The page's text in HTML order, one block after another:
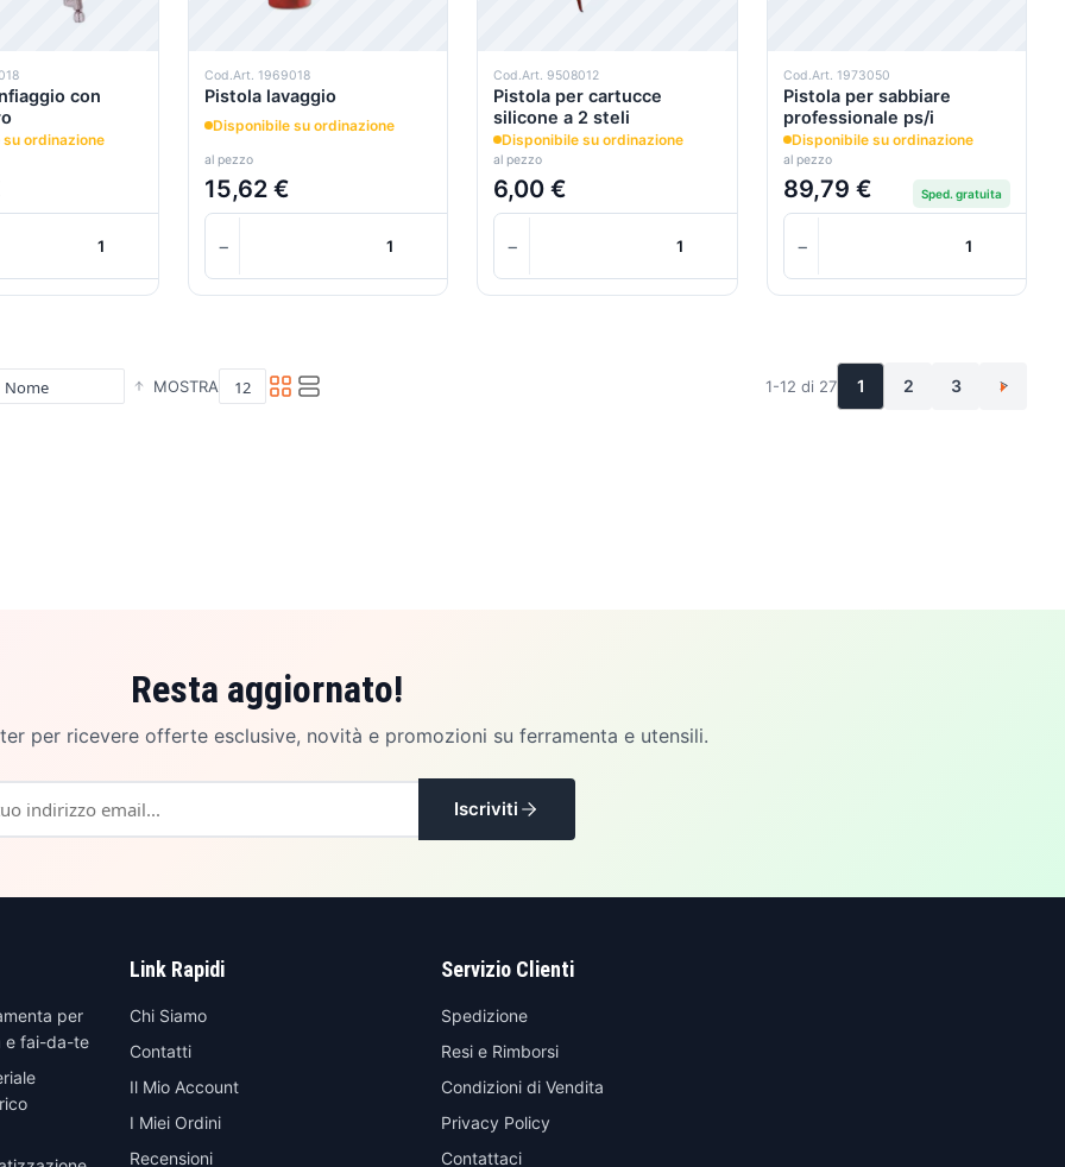
con
ordinazione
Cod.Art. 1969018
Pistola lavaggio
Disponibile su ordinazione
al pezzo
15,62 €
−
Cod.Art. 9508012
Pistola per cartucce
silicone a 2 steli
Disponibile su ordinazione
al pezzo
6,00 €
−
Cod.Art. 1973050
Pistola per sabbiare
professionale ps/i
Disponibile su ordinazione
al pezzo
89,79 € Sped. gratuita
−
MOSTRA 1-12 di 27 1 2 3 >
Resta aggiornato!
per ricevere offerte esclusive, novità e promozioni su ferramenta e utensili.
Iscriviti
per
e fai-da-te
Link Rapidi
Chi Siamo
Contatti
Il Mio Account
I Miei Ordini
Recensioni
Servizio Clienti
Spedizione
Resi e Rimborsi
Condizioni di Vendita
Privacy Policy
Contattaci